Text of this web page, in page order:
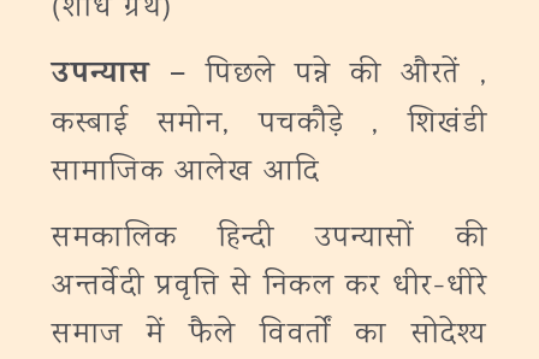
(शोध ग्रंथ)
उपन्यास – पिछले पन्ने की औरतें ,
कस्बाई समोन, पचकौड़े , शिखंडी
सामाजिक आलेख आदि
समकालिक हिन्दी उपन्यासों की
अन्तर्वेदी प्रवृत्ति से निकल कर धीर-धीरे
समाज में फैले विवर्तों का सोदेश्य